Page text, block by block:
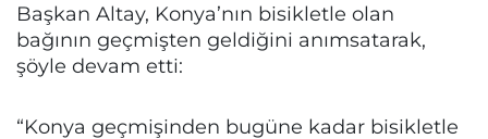
Başkan Altay, Konya’nın bisikletle olan
bağının geçmişten geldiğini anımsatarak,
şöyle devam etti:
“Konya geçmişinden bugüne kadar bisikletle